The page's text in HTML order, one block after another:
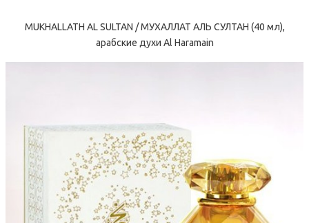
MUKHALLATH AL SULTAN / МУХАЛЛАТ АЛЬ СУЛТАН (40 мл),
арабские духи Al Haramain